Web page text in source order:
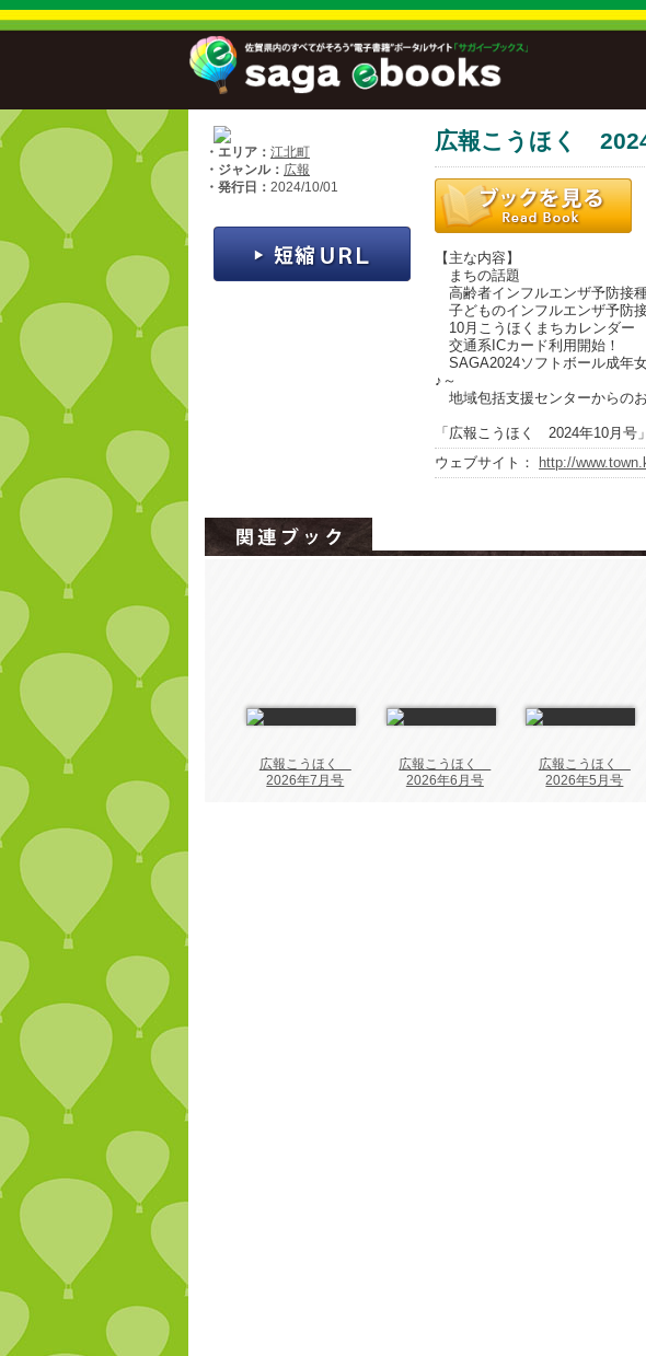
・エリア： 江北町
・ジャンル： 広報
・発行日： 2024/10/01
広報こうほく
【主な内容】
まちの話題
高齢者インフルエンザ予防接
子どものインフルエンザ予防
10月こうほくまちカレンダー
交通系ICカード利用開始！
SAGA2024ソフトボール成年
♪～
地域包括支援センターからの
「広報こうほく 2024年10月号」
ウェブサイト：
http://
広報こうほく
2026年7月号
広報こうほく
2026年6月号
広報こうほく
2026年5月号